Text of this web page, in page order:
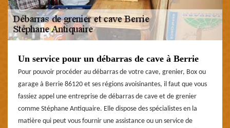
Un service pour un débarras de cave à Berrie
Pour pouvoir procéder au débarras de votre cave, grenier, Box ou
garage à Berrie 86120 et ses régions avoisinantes, il faut que vous
fassiez appel une entreprise de débarras de cave et de grenier
comme Stéphane Antiquaire. Elle dispose des spécialistes en la
matière qui peut vous fournir une assistance ou un service de